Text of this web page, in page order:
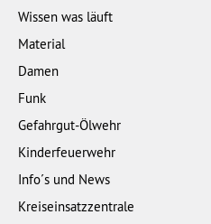
Wissen was läuft
Material
Damen
Funk
Gefahrgut-Ölwehr
Kinderfeuerwehr
Info´s und News
Kreiseinsatzzentrale